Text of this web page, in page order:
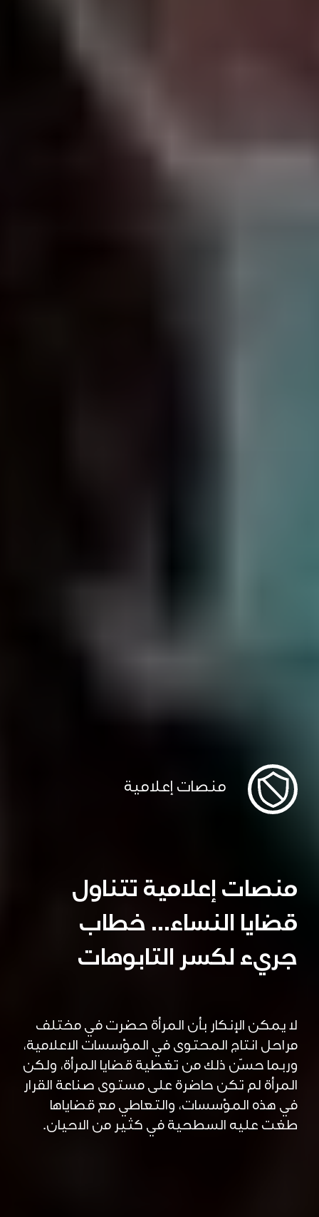
منصات إعلامية
منصات إعلامية تتناول
قضايا النساء... خطاب
جريء لكسر التابوهات
لا يمكن الإنكار بأن المرأة حضرت في مختلف
مراحل انتاج المحتوى في المؤسسات الاعلامية،
وربما حسّن ذلك من تغطية قضايا المرأة، ولكن
المرأة لم تكن حاضرة على مستوى صناعة القرار
في هذه المؤسسات، والتعاطي مع قضاياها
طغت عليه السطحية في كثير من الاحيان.